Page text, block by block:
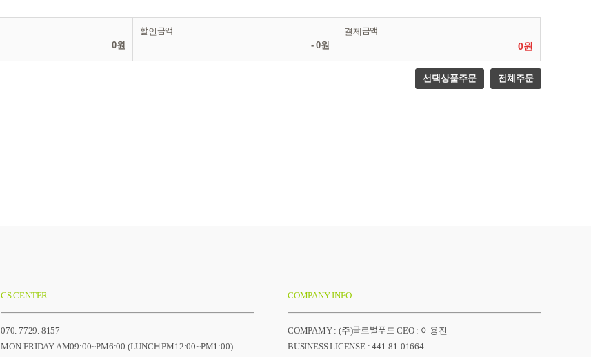
0원
할인금액
-0원
결제금액
0원
선택상품주문 전체주문
CS CENTER
070. 7729. 8157
MON-FRIDAY AM09:00~PM6:00 (LUNCH PM12:00~PM1:00)
COMPANY INFO
COMPAMY : (주)글로벌푸드 CEO : 이용진
BUSINESS LICENSE : 441-81-01664